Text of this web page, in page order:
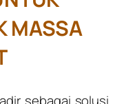
MASSA
sebagai solusi